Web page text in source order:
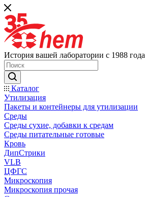
История вашей лаборатории с 1988 года
Каталог
Утилизация
Пакеты и контейнеры для утилизации
Среды
Среды сухие, добавки к средам
Среды питательные готовые
Кровь
ДипСтрики
VLB
ЦФГС
Микроскопия
Микроскопия прочая